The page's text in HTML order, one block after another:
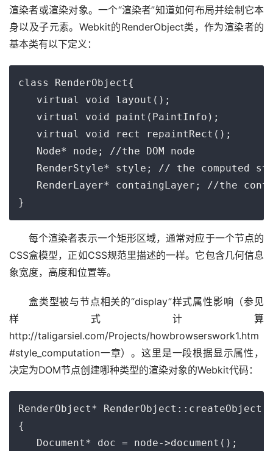
渲染者或渲染对象。一个“渲染者”知道如何布局并绘制它本
身以及子元素。Webkit的RenderObject类，作为渲染者的
基本类有以下定义：
class RenderObject{
   virtual void layout();
   virtual void paint(PaintInfo);
   virtual void rect repaintRect();
   Node* node; //the DOM node
RenderStyle* style; // the computed
RenderLayer* containgLayer; //the
}
每个渲染者表示一个矩形区域，通常对应于一个节点的
CSS盒模型，正如CSS规范里描述的一样。它包含几何信息
象宽度，高度和位置等。
盒类型被与节点相关的“display”样式属性影响（参见
样式计算
http://taligarsiel.com/Projects/howbrowserswork1.htm
#style_computation一章）。这里是一段根据显示属性，
决定为DOM节点创建哪种类型的渲染对象的Webkit代码：
RenderObject*
{
   Document* doc = node->document();